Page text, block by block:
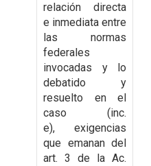
relación directa
e inmediata entre
las normas
federales
invocadas y lo
debatido y
resuelto en el
caso (inc.
e), exigencias
que emanan del
art. 3 de la Ac.